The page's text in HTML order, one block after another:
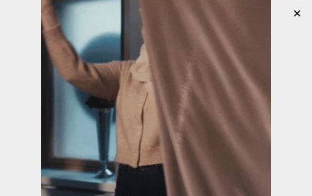
parasta olisi, jos takki ylettyisi kokonaan mekon
helman yli, mutta tilanne ei ole kuitenkaan niin
paha, koska hametta näkyy vain vähän alta eli
noin 5 cm. Jos trenssiä pitäisi auki, ei tällä
pituudella olisi mitään väliä. Mikäli vyötä ei halua
kietaista vyötärölle, voi sen laittaa solmuun taakse
tai sitten vyön kummatkin päät voi laittaa takin
taskuihin. Takkihan on aina pidempi, jos vyötä ei
sido kiinni, koska sitoessa takki hieman nousee.
Tämä on todellakin klassinen trenssitakki kaksrivi
napituksella, perinteisellä kauluksella ja tampeilla
✕